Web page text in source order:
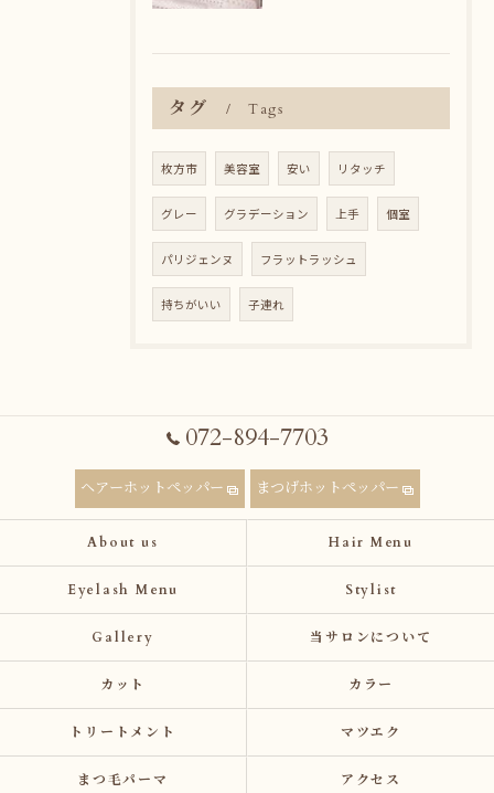
タグ Tags
枚方市 美容室 安い リタッチ
グレー グラデーション 上手 個室
パリジェンヌ フラットラッシュ
持ちがいい 子連れ
072-894-7703
ヘアーホットペッパー まつげホットペッパー
About us Hair Menu
Eyelash Menu Stylist
Gallery 当サロンについて
カット カラー
トリートメント マツエク
まつ毛パーマ アクセス